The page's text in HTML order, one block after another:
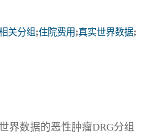
关分组;住院费用;真实世界数据;
界数据的恶性肿瘤DRG分组